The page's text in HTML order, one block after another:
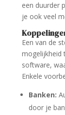
een duurder
je ook veel
Een van de
mogelijkheid
software,
Enkele
Banken:
door je